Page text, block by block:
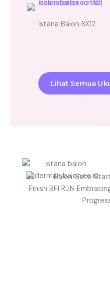
Istana Balon 8X12
Lihat Semua